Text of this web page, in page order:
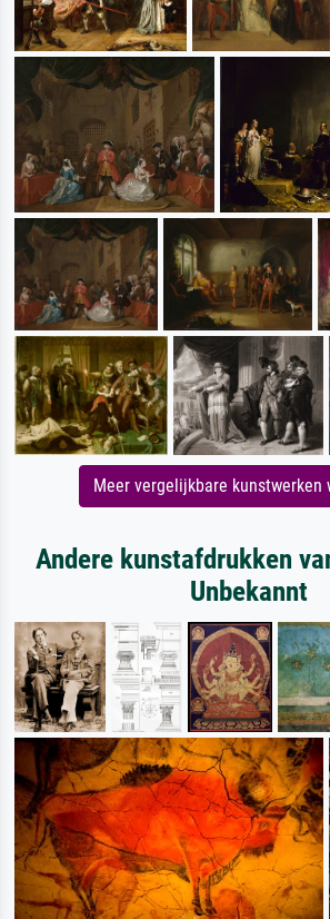
Meer vergelijkbare kunstwerken
Andere kunstafdrukken
Unbekannt